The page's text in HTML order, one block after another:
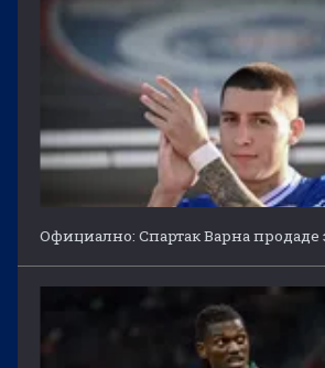
Официално: Спартак Варна продаде